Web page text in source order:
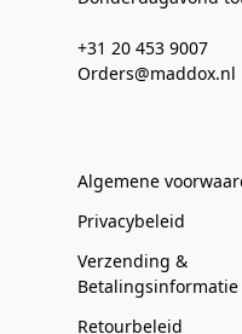
+31 20 453 9007
Orders@maddox.nl
Algemene
Privacybeleid
Verzending &
Betalingsinformatie
Retourbeleid